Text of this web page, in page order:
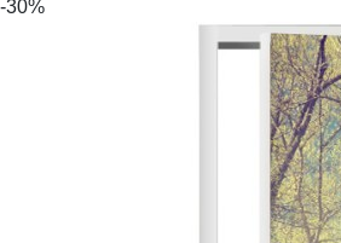
-30%